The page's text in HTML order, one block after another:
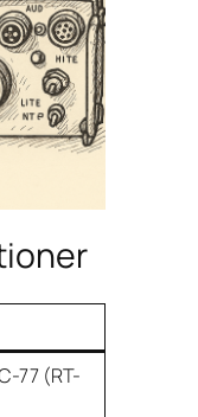
77 (RT-